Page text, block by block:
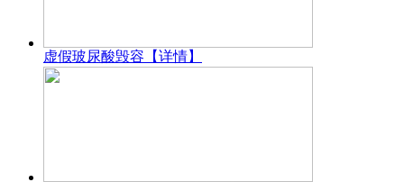
虚假玻尿酸毁容 【详情】